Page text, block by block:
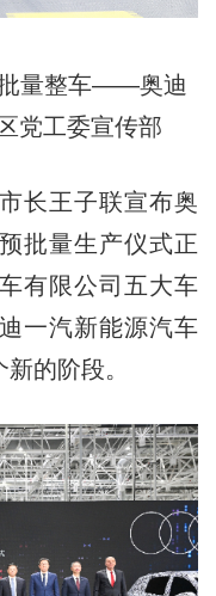
量整车——奥迪
党工委宣传部
王子联宣布奥
批量生产仪式正
有限公司五大车
一汽新能源汽车
的阶段。